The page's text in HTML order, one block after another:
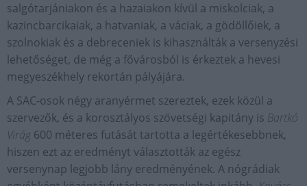
salgótarjániakon és a hazaiakon kívül a miskolciak, a
kazincbarcikaiak, a hatvaniak, a váciak, a gödöllőiek, a
szolnokiak és a debreceniek is kihasználták a versenyzési
lehetőséget, de még a fővárosból is érkeztek a hevesi
megyeszékhely rekortán pályájára.
A SAC-osok négy aranyérmet szereztek, ezek közül a
szervezők, és a korosztályos szövetségi kapitány is Bartkó
Virág 600 méteres futását tartotta a legértékesebbnek,
hiszen ezt az eredményt választották az egész
versenynap legjobb lány eredményének. A nógrádiak